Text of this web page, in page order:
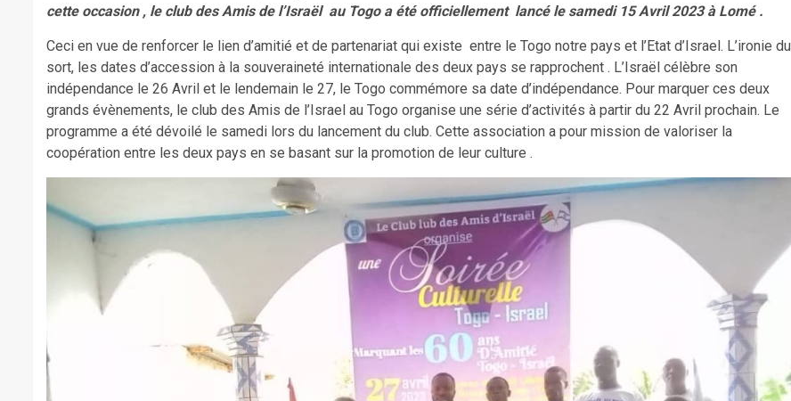
cette occasion , le club des Amis de l’Israël au Togo a été officiellement lancé le samedi 15 Avril 2023 à Lomé .
Ceci en vue de renforcer le lien d’amitié et de partenariat qui existe entre le Togo notre pays et l’Etat d’Israel. L’ironie du
sort, les dates d’accession à la souveraineté internationale des deux pays se rapprochent . L’Israël célèbre son
indépendance le 26 Avril et le lendemain le 27, le Togo commémore sa date d’indépendance. Pour marquer ces deux
grands évènements, le club des Amis de l’Israel au Togo organise une série d’activités à partir du 22 Avril prochain. Le
programme a été dévoilé le samedi lors du lancement du club. Cette association a pour mission de valoriser la
coopération entre les deux pays en se basant sur la promotion de leur culture .